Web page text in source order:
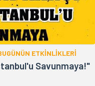
ETKİNLİKLERİ
Savunmaya!"